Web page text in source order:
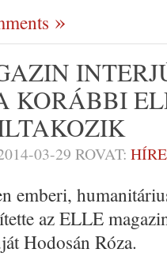
KORÁBBI
03-29 ROVAT:
emberi,
az ELLE
Hodosán Róza.